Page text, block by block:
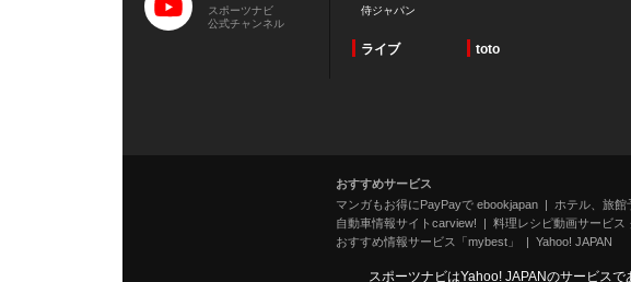
スポーツナビ
公式チャンネル
侍ジャパン
ライブ toto
おすすめサービス
マンガもお得にPayPayで ebookjapan
ホテル、旅
自動車情報サイトcarview!
料理レシピ動画サービス
おすすめ情報サービス「mybest」
Yahoo! JAPAN
スポーツナビはYahoo! JAPANのサービス